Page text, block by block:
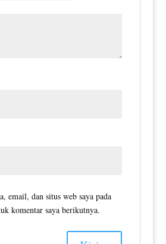
email, dan situs web saya pada
komentar saya berikutnya.